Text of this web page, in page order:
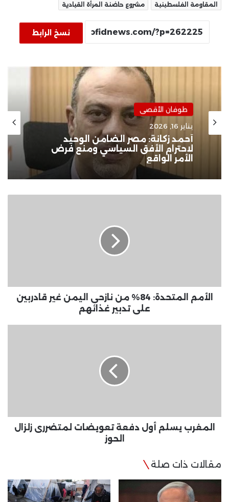
المقاومة الفلسطينية
مشروع حاضنة المرأة القيادية
نسخ الرابط
طوفان الأقصى
يناير 16, 2026
أحمد زكانة: مصر الضامن الوحيد
لاحترام الأفق السياسي ومنع فرض
الأمر الواقع
على
الأمم المتحدة: 84% من نازحى اليمن غير قادربين
على تدبير غذائهم
المغرب يسلم أول دفعة تعويضات لمتضررى زلزال
الحوز
مقالات ذات صلة